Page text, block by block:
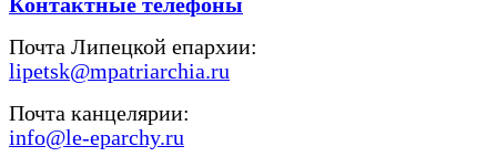
Контактные телефоны
Почта Липецкой епархии:
lipetsk@mpatriarchia.ru
Почта канцелярии:
info@le-eparchy.ru